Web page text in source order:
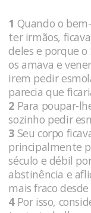
1 Quando o
ter irmãos,
deles e porque
os amava e
irem pedir
parecia que
2 Para poupar-
sozinho pedir
3 Seu corpo
principalmente
século e débil
abstinência e
mais fraco
4Por isso,